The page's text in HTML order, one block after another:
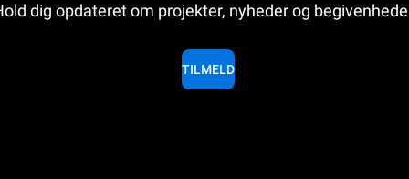
dig opdateret om projekter, nyheder og
TILMELD